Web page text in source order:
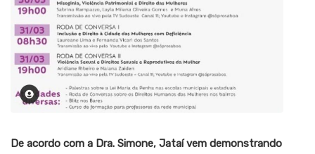
De acordo com a Dra. Simone, Jataí vem demonstrando